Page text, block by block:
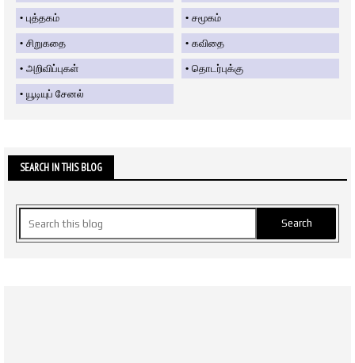
புத்தகம் சமூகம்
சிறுகதை கவிதை
அறிவிப்புகள் தொடர்புக்கு
யூடியுப் சேனல்
SEARCH IN THIS BLOG